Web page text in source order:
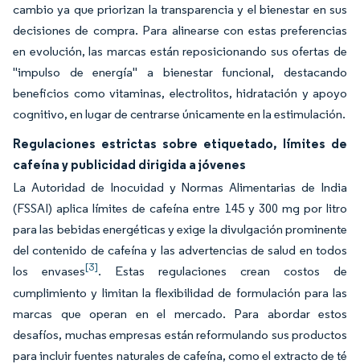
cambio ya que priorizan la transparencia y el bienestar en sus
decisiones de compra. Para alinearse con estas preferencias
en evolución, las marcas están reposicionando sus ofertas de
"impulso de energía" a bienestar funcional, destacando
beneficios como vitaminas, electrolitos, hidratación y apoyo
cognitivo, en lugar de centrarse únicamente en la estimulación.
Regulaciones estrictas sobre etiquetado, límites de
cafeína y publicidad dirigida a jóvenes
La Autoridad de Inocuidad y Normas Alimentarias de India
(FSSAI) aplica límites de cafeína entre 145 y 300 mg por litro
para las bebidas energéticas y exige la divulgación prominente
del contenido de cafeína y las advertencias de salud en todos
los envases[3]. Estas regulaciones crean costos de
cumplimiento y limitan la flexibilidad de formulación para las
marcas que operan en el mercado. Para abordar estos
desafíos, muchas empresas están reformulando sus productos
para incluir fuentes naturales de cafeína, como el extracto de té